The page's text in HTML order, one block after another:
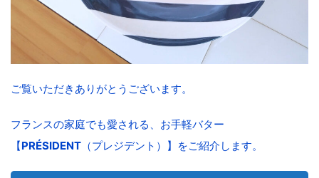
ご覧いただきありがとうございます。
フランスの家庭でも愛される、お手軽バター
【PRÉSIDENT （プレジデント）】をご紹介します。